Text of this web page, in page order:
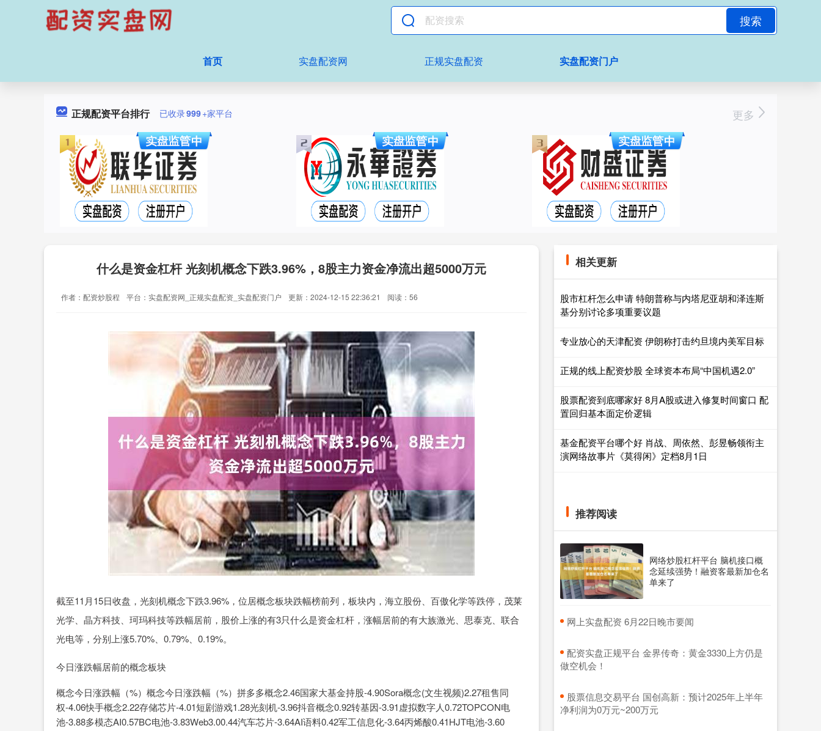
搜索
首页 实盘配资网 正规实盘配资 实盘配资门户
正规配资平台排行 已收录999+家平台 更多
什么是资金杠杆 光刻机概念下跌3.96%，8股主力资金净流出超5000万元
作者：配资炒股程 平台：实盘配资网_正规实盘配资_实盘配资门户 更新：2024-12-15 22:36:21 阅读：56
截至11月15日收盘，光刻机概念下跌3.96%，位居概念板块跌幅榜前列，板块内，海立股份、百傲化学等跌停，茂莱
光学、晶方科技、珂玛科技等跌幅居前，股价上涨的有3只什么是资金杠杆，涨幅居前的有大族激光、思泰克、联合
光电等，分别上涨5.70%、0.79%、0.19%。
今日涨跌幅居前的概念板块
概念今日涨跌幅（%）概念今日涨跌幅（%）拼多多概念2.46国家大基金持股-4.90Sora概念(文生视频)2.27租售同
权-4.06快手概念2.22存储芯片-4.01短剧游戏1.28光刻机-3.96抖音概念0.92转基因-3.91虚拟数字人0.72TOPCON电
池-3.88多模态AI0.57BC电池-3.83Web3.00.44汽车芯片-3.64AI语料0.42军工信息化-3.64丙烯酸0.41HJT电池-3.60
相关更新
股市杠杆怎么申请 特朗普称与内塔尼亚胡和泽连斯
基分别讨论多项重要议题
专业放心的天津配资 伊朗称打击约旦境内美军目标
正规的线上配资炒股 全球资本布局“中国机遇2.0”
股票配资到底哪家好 8月A股或进入修复时间窗口 配
置回归基本面定价逻辑
基金配资平台哪个好 肖战、周依然、彭昱畅领衔主
演网络故事片《莫得闲》定档8月1日
推荐阅读
网络炒股杠杆平台 脑机接口概
念延续强势！融资客最新加仓名
单来了
​网上实盘配资 6月22日晚市要闻
​配资实盘正规平台 金界传奇：黄金3330上方仍是
做空机会！
​股票信息交易平台 国创高新：预计2025年上半年
净利润为0万元~200万元